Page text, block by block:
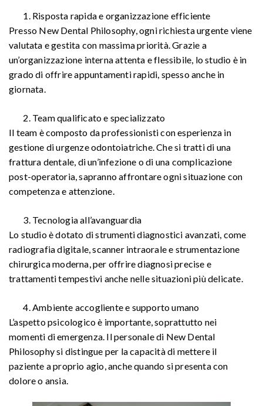
Risposta rapida e organizzazione efficiente
Presso New Dental Philosophy, ogni richiesta urgente viene
valutata e gestita con massima priorità. Grazie a
un’organizzazione interna attenta e flessibile, lo studio è in
grado di offrire appuntamenti rapidi, spesso anche in
giornata.
Team qualificato e specializzato
Il team è composto da professionisti con esperienza in
gestione di urgenze odontoiatriche. Che si tratti di una
frattura dentale, di un’infezione o di una complicazione
post-operatoria, sapranno affrontare ogni situazione con
competenza e attenzione.
Tecnologia all’avanguardia
Lo studio è dotato di strumenti diagnostici avanzati, come
radiografia digitale, scanner intraorale e strumentazione
chirurgica moderna, per offrire diagnosi precise e
trattamenti tempestivi anche nelle situazioni più delicate.
Ambiente accogliente e supporto umano
L’aspetto psicologico è importante, soprattutto nei
momenti di emergenza. Il personale di New Dental
Philosophy si distingue per la capacità di mettere il
paziente a proprio agio, anche quando si presenta con
dolore o ansia.